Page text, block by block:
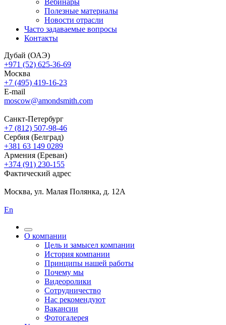
Вебинары
Полезные материалы
Новости отрасли
Часто задаваемые вопросы
Контакты
Дубай (ОАЭ)
+971 (52) 625-36-69
Москва
+7 (495) 419-16-23
E-mail
moscow@amondsmith.com
Санкт-Петербург
+7 (812) 507-98-46
Сербия (Белград)
+381 63 149 0289
Армения (Ереван)
+374 (91) 230-155
Фактический адрес
Москва, ул. Малая Полянка, д. 12А
En
О компании
Цель и замысел компании
История компании
Принципы нашей работы
Почему мы
Видеоролики
Сотрудничество
Нас рекомендуют
Вакансии
Фотогалерея